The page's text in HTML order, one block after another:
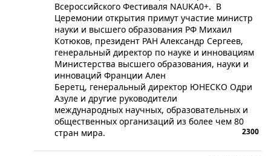
Всероссийского Фестиваля NAUKA0+. В
Церемонии открытия примут участие министр
науки и высшего образования РФ Михаил
Котюков, президент РАН Александр Сергеев,
генеральный директор по науке и инновациям
Министерства высшего образования, науки и
инноваций Франции Ален
Беретц, генеральный директор ЮНЕСКО Одри
Азуле и другие руководители
международных научных, образовательных и
общественных организаций из более чем 80
стран мира.
2300